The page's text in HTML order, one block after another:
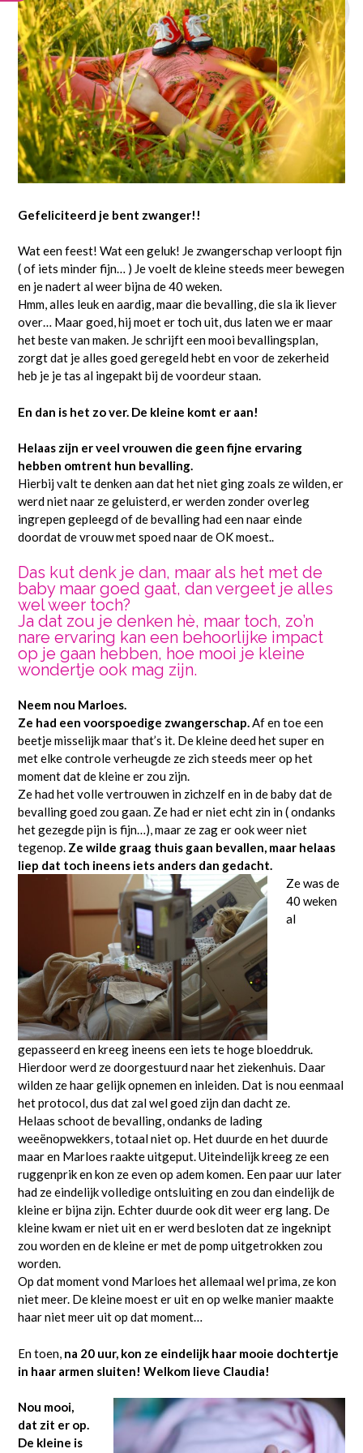
Gefeliciteerd je bent zwanger!!
Wat een feest! Wat een geluk! Je zwangerschap verloopt fijn
( of iets minder fijn… ) Je voelt de kleine steeds meer bewegen
en je nadert al weer bijna de 40 weken.
Hmm, alles leuk en aardig, maar die bevalling, die sla ik liever
over… Maar goed, hij moet er toch uit, dus laten we er maar
het beste van maken. Je schrijft een mooi bevallingsplan,
zorgt dat je alles goed geregeld hebt en voor de zekerheid
heb je je tas al ingepakt bij de voordeur staan.
En dan is het zo ver. De kleine komt er aan!
Helaas zijn er veel vrouwen die geen fijne ervaring
hebben omtrent hun bevalling.
Hierbij valt te denken aan dat het niet ging zoals ze wilden, er
werd niet naar ze geluisterd, er werden zonder overleg
ingrepen gepleegd of de bevalling had een naar einde
doordat de vrouw met spoed naar de OK moest..
Das kut denk je dan, maar als het met de
baby maar goed gaat, dan vergeet je alles
wel weer toch?
Ja dat zou je denken hè, maar toch, zo’n
nare ervaring kan een behoorlijke impact
op je gaan hebben, hoe mooi je kleine
wondertje ook mag zijn.
Neem nou Marloes.
Ze had een voorspoedige zwangerschap.Af en toe een
beetje misselijk maar that’s it. De kleine deed het super en
met elke controle verheugde ze zich steeds meer op het
moment dat de kleine er zou zijn.
Ze had het volle vertrouwen in zichzelf en in de baby dat de
bevalling goed zou gaan. Ze had er niet echt zin in ( ondanks
het gezegde pijn is fijn…), maar ze zag er ook weer niet
tegenop. Ze wilde graag thuis gaan bevallen, maar helaas
liep dat toch ineens iets anders dan gedacht.
Ze was de
40 weken
al
gepasseerd en kreeg ineens een iets te hoge bloeddruk.
Hierdoor werd ze doorgestuurd naar het ziekenhuis. Daar
wilden ze haar gelijk opnemen en inleiden. Dat is nou eenmaal
het protocol, dus dat zal wel goed zijn dan dacht ze.
Helaas schoot de bevalling, ondanks de lading
weeënopwekkers, totaal niet op. Het duurde en het duurde
maar en Marloes raakte uitgeput. Uiteindelijk kreeg ze een
ruggenprik en kon ze even op adem komen. Een paar uur later
had ze eindelijk volledige ontsluiting en zou dan eindelijk de
kleine er bijna zijn. Echter duurde ook dit weer erg lang. De
kleine kwam er niet uit en er werd besloten dat ze ingeknipt
zou worden en de kleine er met de pomp uitgetrokken zou
worden.
Op dat moment vond Marloes het allemaal wel prima, ze kon
niet meer. De kleine moest er uit en op welke manier maakte
haar niet meer uit op dat moment…
En toen, na 20 uur, kon ze eindelijk haar mooie dochtertje
in haar armen sluiten! Welkom lieve Claudia!
Nou mooi,
dat zit er op.
De kleine is